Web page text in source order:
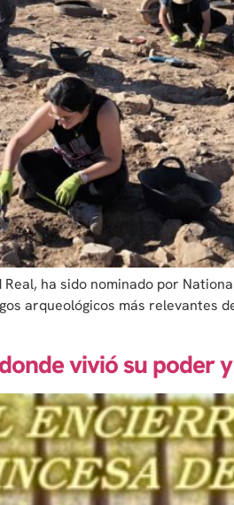
ha sido nominado por
arqueológicos más relevantes
vivió su poder